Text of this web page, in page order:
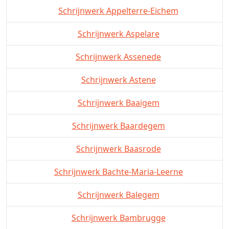
Schrijnwerk Appelterre-Eichem
Schrijnwerk Aspelare
Schrijnwerk Assenede
Schrijnwerk Astene
Schrijnwerk Baaigem
Schrijnwerk Baardegem
Schrijnwerk Baasrode
Schrijnwerk Bachte-Maria-Leerne
Schrijnwerk Balegem
Schrijnwerk Bambrugge